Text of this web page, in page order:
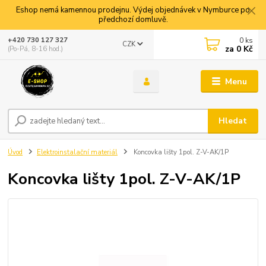
Eshop nemá kamennou prodejnu. Výdej objednávek v Nymburce po
předchozí domluvě.
Menu
CZK
Hledat
+420 730 127 327
(Po-Pá, 8-16 hod.)
0 ks
za 0 Kč
Úvod Elektroinstalační materiál Koncovka lišty 1pol. Z-V-AK/1P
Koncovka lišty 1pol. Z-V-AK/1P